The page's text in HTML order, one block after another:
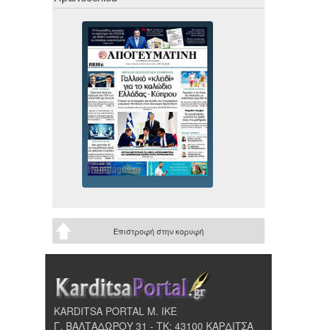
Επιστροφή στην κορυφή
KARDITSA PORTAL Μ. ΙΚΕ
Γ. ΒΑΛΤΑΔΩΡΟΥ 31 - ΤΚ: 43100 ΚΑΡΔΙΤΣΑ